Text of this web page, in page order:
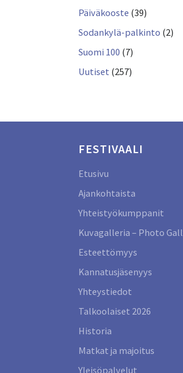
Päiväkooste (39)
Sodankylä-palkinto (2)
Suomi 100 (7)
Uutiset (257)
FESTIVAALI
Etusivu
Ajankohtaista
Yhteistyökumppanit
Kuvagalleria – Photo
Esteettömyys
Kannatusjäsenyys
Yhteystiedot
Talkoolaiset 2026
Historia
Matkat ja majoitus
Yleisöpalvelut